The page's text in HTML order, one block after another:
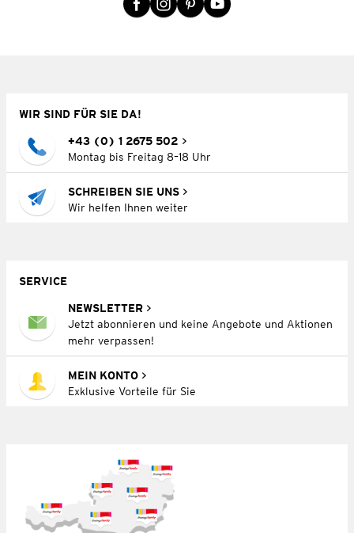
WIR SIND FÜR SIE DA!
+43 (0) 1 2675 502
Montag bis Freitag 8–18 Uhr
SCHREIBEN SIE UNS
Wir helfen Ihnen weiter
SERVICE
NEWSLETTER
Jetzt abonnieren und keine Angebote und Aktionen
mehr verpassen!
MEIN KONTO
Exklusive Vorteile für Sie